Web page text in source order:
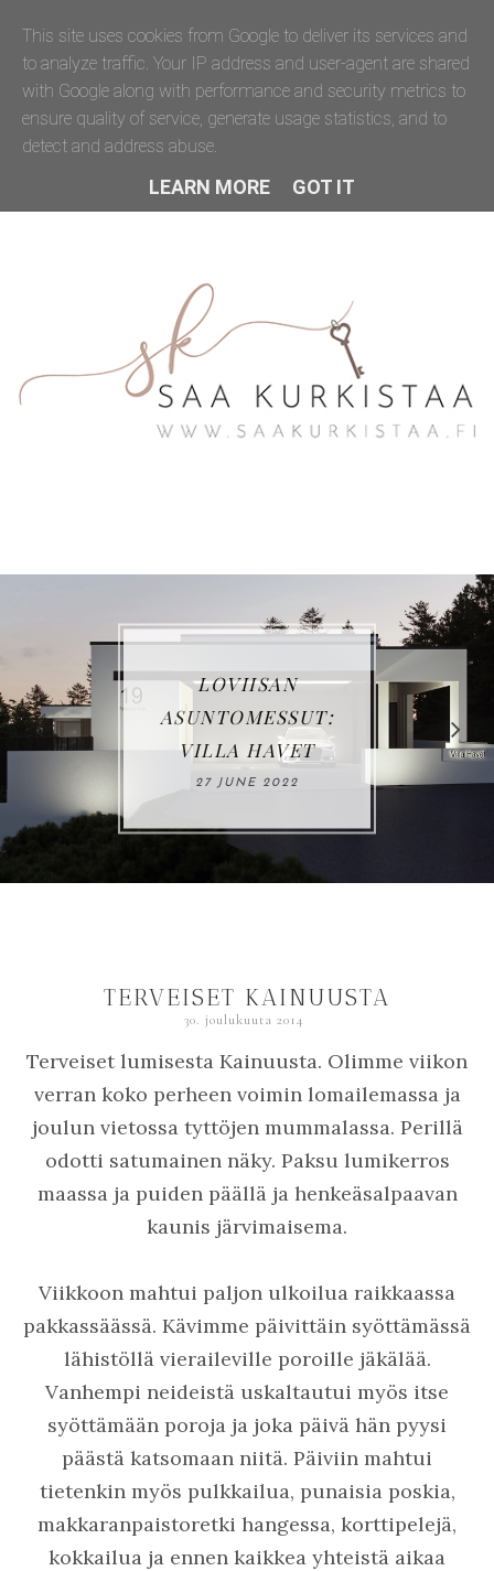
VUOSIKATSAUS
2021
03 JANUARY 2022
TERVEISET KAINUUSTA
30. joulukuuta 2014
Terveiset lumisesta Kainuusta. Olimme viikon
verran koko perheen voimin lomailemassa ja
joulun vietossa tyttöjen mummalassa. Perillä
odotti satumainen näky. Paksu lumikerros
maassa ja puiden päällä ja henkeäsalpaavan
kaunis järvimaisema.
Viikkoon mahtui paljon ulkoilua raikkaassa
pakkassäässä. Kävimme päivittäin syöttämässä
lähistöllä vieraileville poroille jäkälää.
Vanhempi neideistä uskaltautui myös itse
syöttämään poroja ja joka päivä hän pyysi
päästä katsomaan niitä. Päiviin mahtui
tietenkin myös pulkkailua, punaisia poskia,
makkaranpaistoretki hangessa, korttipelejä,
kokkailua ja ennen kaikkea yhteistä aikaa
This site uses cookies from Google to deliver its services and
to analyze traffic. Your IP address and user-agent are shared
with Google along with performance and security metrics to
ensure quality of service, generate usage statistics, and to
detect and address abuse.
LEARN MORE GOT IT